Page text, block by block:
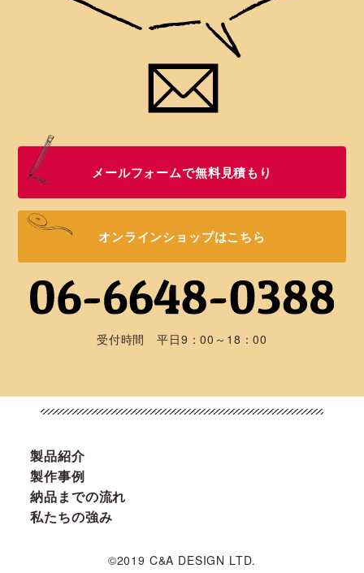
メールフォームで無料見積もり
オンラインショップはこちら
受付時間 平日9：00～18：00
製品紹介
製作事例
納品までの流れ
私たちの強み
©2019 C&A DESIGN LTD.